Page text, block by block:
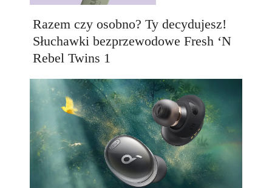
Razem czy osobno? Ty decydujesz!
Słuchawki bezprzewodowe Fresh ‘N
Rebel Twins 1